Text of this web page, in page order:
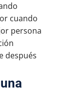
cuando
persona
después